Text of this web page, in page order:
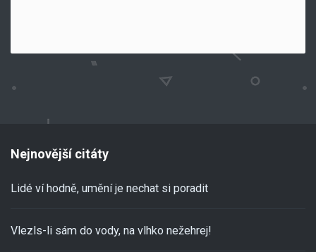
Nejnovější citáty
Lidé ví hodně, umění je nechat si poradit
Vlezls-li sám do vody, na vlhko nežehrej!